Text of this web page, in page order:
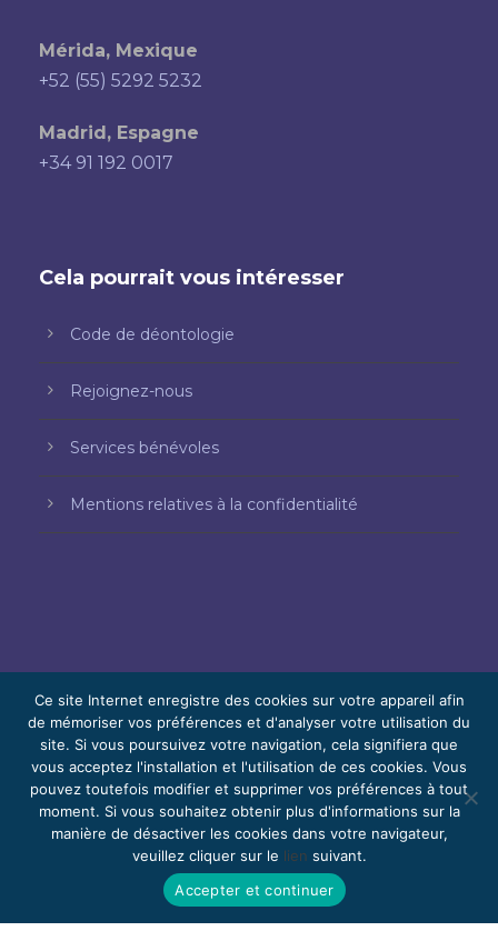
Mérida, Mexique
+52 (55) 5292 5232
Madrid, Espagne
+34 91 192 0017
Cela pourrait vous intéresser
Code de déontologie
Rejoignez-nous
Services bénévoles
Mentions relatives à la confidentialité
© 2026 Bello, Gallardo, Bonequi et García,
S.C.
Contenu traduit automatiquement. La
précision peut varier selon la langue.
Bénévolat
Rejoignez-nous Webmail
Ce site Internet enregistre des cookies sur votre appareil afin
de mémoriser vos préférences et d'analyser votre utilisation du
site. Si vous poursuivez votre navigation, cela signifiera que
vous acceptez l'installation et l'utilisation de ces cookies. Vous
pouvez toutefois modifier et supprimer vos préférences à tout
moment. Si vous souhaitez obtenir plus d'informations sur la
manière de désactiver les cookies dans votre navigateur,
veuillez cliquer sur le lien suivant.
Accepter et continuer